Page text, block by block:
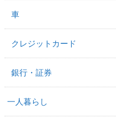
車
クレジットカード
銀行・証券
一人暮らし